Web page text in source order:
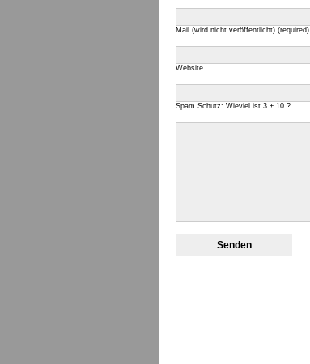
Mail (wird nicht veröffentlicht) (required)
Website
Spam Schutz: Wieviel ist 3 + 10 ?